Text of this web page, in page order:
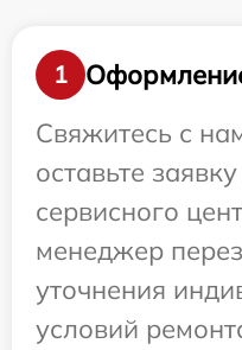
1
Свяжитесь с
оставьте
сервисного
менеджер
уточнения
условий